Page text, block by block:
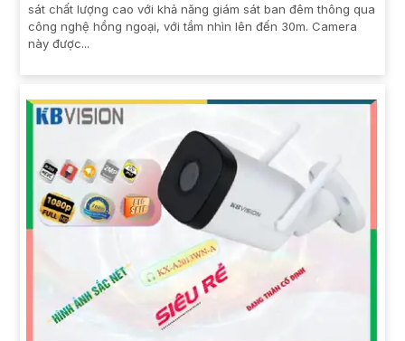
sát chất lượng cao với khả năng giám sát ban đêm thông qua
công nghệ hồng ngoại, với tầm nhìn lên đến 30m. Camera
này được...